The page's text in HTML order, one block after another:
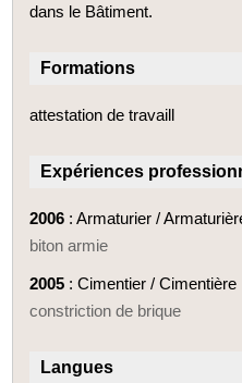
dans le Bâtiment.
Formations
attestation de travaill
Expériences
2006 : Armaturier /
biton armie
2005 : Cimentier / Cimentière
constriction de brique
Langues